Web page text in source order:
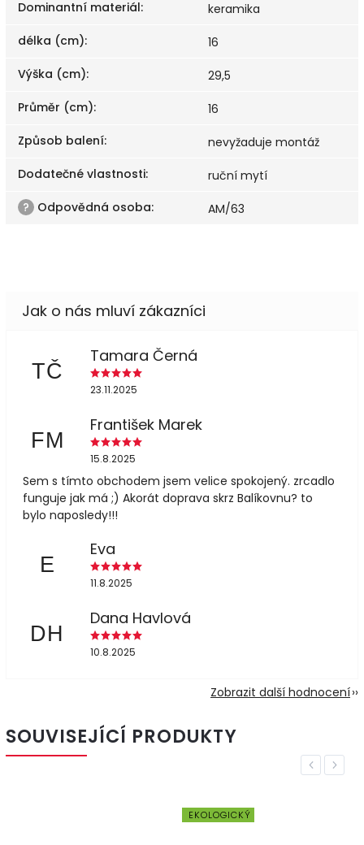
Dominantní materiál:
keramika
délka (cm):
16
Výška (cm):
29,5
Průměr (cm):
16
Způsob balení:
nevyžaduje montáž
Dodatečné vlastnosti:
ruční mytí
? Odpovědná osoba: AM/63
TČ
Tamara Černá
23.11.2025
FM
František Marek
15.8.2025
Sem s tímto obchodem jsem velice spokojený. zrcadlo
funguje jak má ;) Akorát doprava skrz Balíkovnu? to
bylo naposledy!!!
E
Eva
11.8.2025
DH
Dana Havlová
10.8.2025
Zobrazit další hodnocení
SOUVISEJÍCÍ PRODUKTY
Previous
EKOLOGICKÝ
Next